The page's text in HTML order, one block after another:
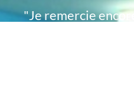
"Je remercie encore